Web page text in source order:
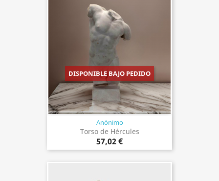
Anónimo
Torso de Hércules
57,02 €
DISPONIBLE BAJO PEDIDO